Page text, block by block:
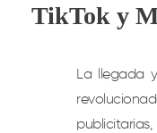
TikTok y
La llegada